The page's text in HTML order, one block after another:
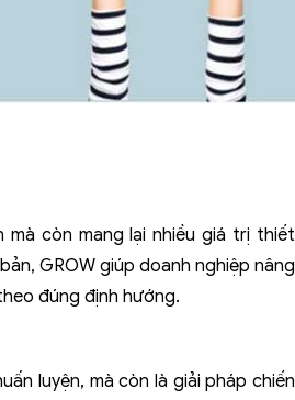
mà còn mang lại nhiều giá trị thiết
GROW giúp doanh nghiệp nâng
đúng định hướng.
luyện, mà còn là giải pháp chiến